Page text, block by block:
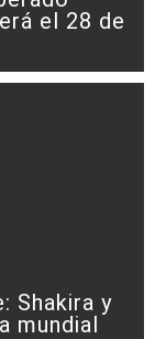
el 28 de
Shakira y
mundial